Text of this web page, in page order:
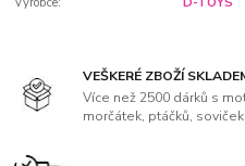
VEŠKERÉ ZBOŽÍ
Více než 2500 dárků s
morčátek, ptáčků,